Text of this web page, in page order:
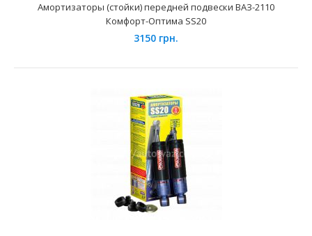
Комфорт-Оптима SS20
3250 грн.
Применение на автомобилях семейства ВАЗ-2108, 2109,
21099 Лада Самара, 2113, 2114, 2115 Лада Самара ..
Амортизаторы (стойки) передней подвески ВАЗ-2110
Комфорт-Оптима SS20
3150 грн.